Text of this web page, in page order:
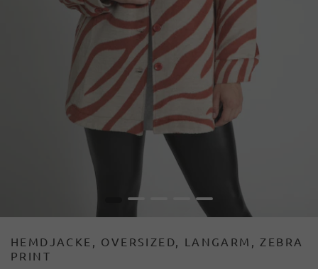
2 5
HEMDJACKE, OVERSIZED, LANGARM, ZEBRA
PRINT